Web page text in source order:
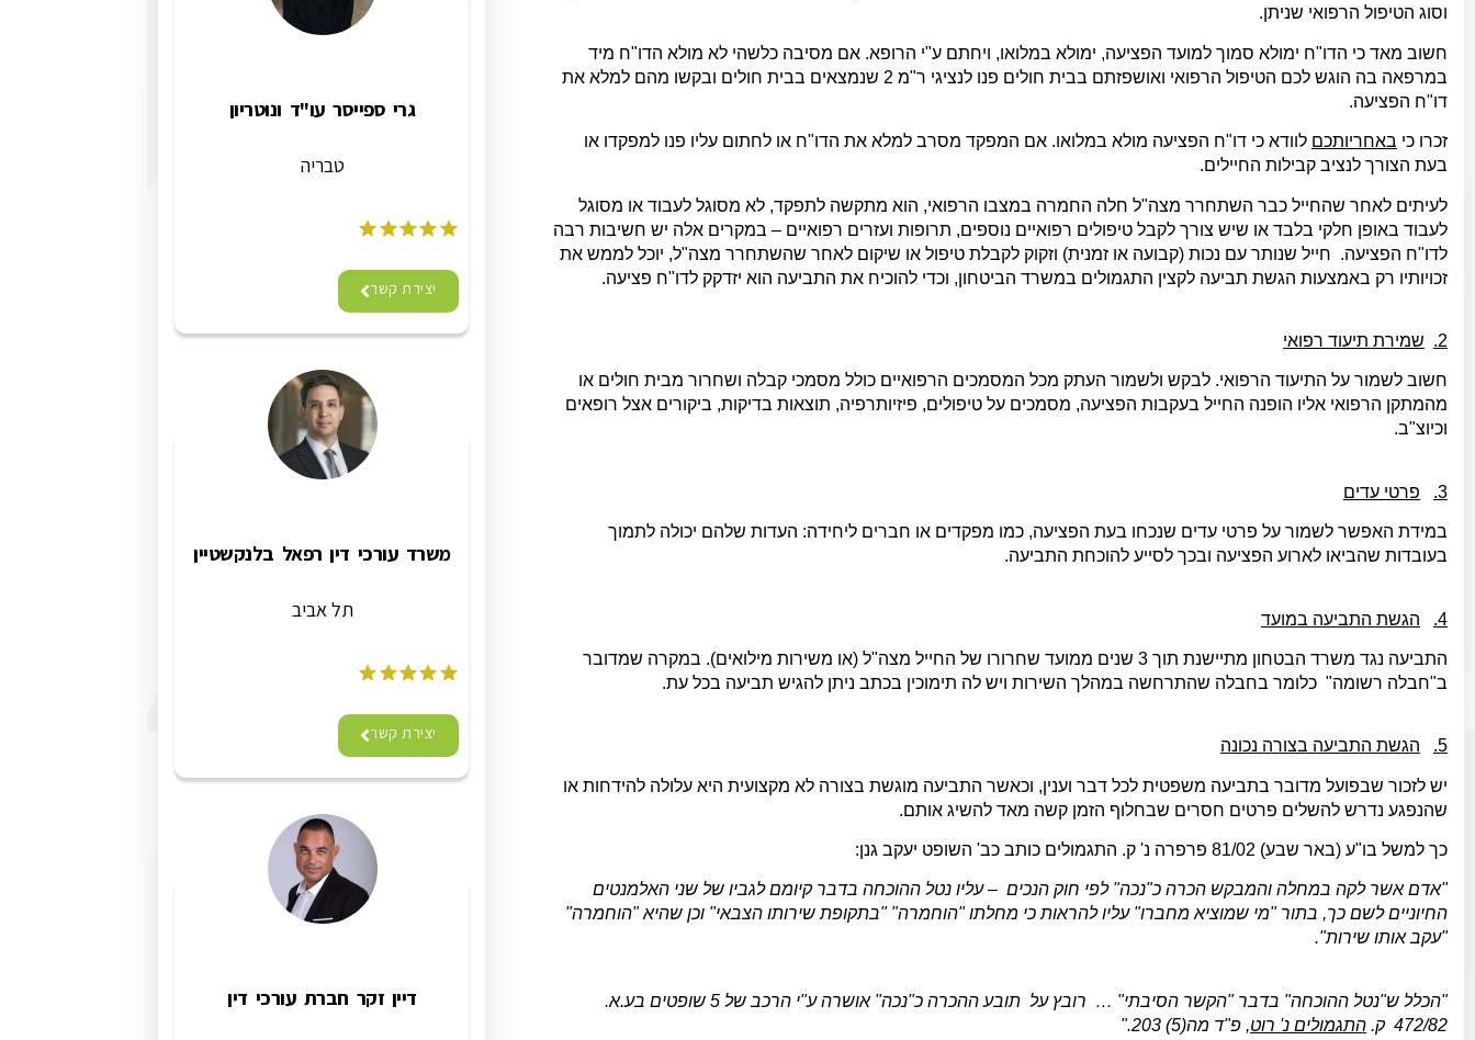
וסוג הטיפול הרפואי שניתן.
חשוב מאד כי הדו"ח ימולא סמוך למועד הפציעה, ימולא במלואו, ויחתם ע"י הרופא. אם מסיבה כלשהי לא מולא הדו"ח מיד
במרפאה בה הוגש לכם הטיפול הרפואי ואושפזתם בבית חולים פנו לנציגי ר"מ 2 שנמצאים בבית חולים ובקשו מהם למלא את
דו"ח הפציעה.
זכרו כי באחריותכם לוודא כי דו"ח הפציעה מולא במלואו. אם המפקד מסרב למלא את הדו"ח או לחתום עליו פנו למפקדו או
בעת הצורך לנציב קבילות החיילים.
לעיתים לאחר שהחייל כבר השתחרר מצה"ל חלה החמרה במצבו הרפואי, הוא מתקשה לתפקד, לא מסוגל לעבוד או מסוגל
לעבוד באופן חלקי בלבד או שיש צורך לקבל טיפולים רפואיים נוספים, תרופות ועזרים רפואיים – במקרים אלה יש חשיבות רבה
לדו"ח הפציעה. חייל שנותר עם נכות (קבועה או זמנית) וזקוק לקבלת טיפול או שיקום לאחר שהשתחרר מצה"ל, יוכל לממש את
זכויותיו רק באמצעות הגשת תביעה לקצין התגמולים במשרד הביטחון, וכדי להוכיח את התביעה הוא יזדקק לדו"ח פציעה.
2. שמירת תיעוד רפואי
חשוב לשמור על התיעוד הרפואי. לבקש ולשמור העתק מכל המסמכים הרפואיים כולל מסמכי קבלה ושחרור מבית חולים או
מהמתקן הרפואי אליו הופנה החייל בעקבות הפציעה, מסמכים על טיפולים, פיזיותרפיה, תוצאות בדיקות, ביקורים אצל רופאים
וכיוצ"ב.
3. פרטי עדים
במידת האפשר לשמור על פרטי עדים שנכחו בעת הפציעה, כמו מפקדים או חברים ליחידה: העדות שלהם יכולה לתמוך
בעובדות שהביאו לארוע הפציעה ובכך לסייע להוכחת התביעה.
4. הגשת התביעה במועד
התביעה נגד משרד הבטחון מתיישנת תוך 3 שנים ממועד שחרורו של החייל מצה"ל (או משירות מילואים). במקרה שמדובר
ב"חבלה רשומה" כלומר בחבלה שהתרחשה במהלך השירות ויש לה תימוכין בכתב ניתן להגיש תביעה בכל עת.
5. הגשת התביעה בצורה נכונה
יש לזכור שבפועל מדובר בתביעה משפטית לכל דבר וענין, וכאשר התביעה מוגשת בצורה לא מקצועית היא עלולה להידחות או
שהנפגע נדרש להשלים פרטים חסרים שבחלוף הזמן קשה מאד להשיג אותם.
כך למשל בו"ע (באר שבע) 81/02 פרפרה נ' ק. התגמולים כותב כב' השופט יעקב גנן:
"אדם אשר לקה במחלה והמבקש הכרה כ"נכה" לפי חוק הנכים – עליו נטל ההוכחה בדבר קיומם לגביו של שני האלמנטים
החיוניים לשם כך, בתור "מי שמוציא מחברו" עליו להראות כי מחלתו "הוחמרה" "בתקופת שירותו הצבאי" וכן שהיא "הוחמרה"
"עקב אותו שירות".
"הכלל ש"נטל ההוכחה" בדבר "הקשר הסיבתי" … רובץ על תובע ההכרה כ"נכה" אושרה ע"י הרכב של 5 שופטים בע.א.
472/82 ק.
התגמולים נ' רוט, פ"ד מה(5) 203."
גרי ספייסר עו"ד ונוטריון
טבריה
יצירת קשר
משרד עורכי דין רפאל בלנקשטיין
תל אביב
יצירת קשר
דיין זקר חברת עורכי דין